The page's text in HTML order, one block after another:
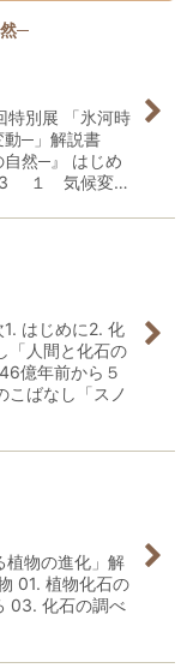
─
別展 「氷河時
動─」解説書
自然─』 はじめ
１ 気候変…
はじめに2. 化
人間と化石の
億年前から５
ばなし「スノ
植物の進化」解
01. 植物化石の
03. 化石の調べ